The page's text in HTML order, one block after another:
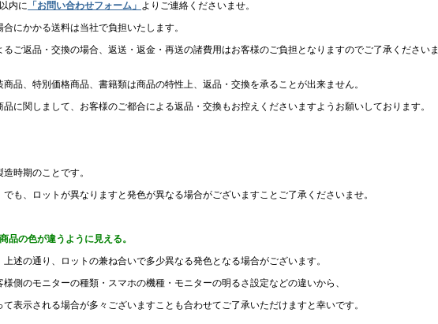
内に 「お問い合わせフォーム」 よりご連絡くださいませ。
にかかる送料は当社で負担いたします。
るご返品・交換の場合、返送・返金・再送の諸費用はお客様のご負担となりますのでご了承くださいま
品、特別価格商品、書籍類は商品の特性上、返品・交換を承ることが出来ません。
品に関しまして、お客様のご都合による返品・交換もお控えくださいますようお願いしております。
時期のことです。
でも、ロットが異なりますと発色が異なる場合がございますことご了承くださいませ。
品の色が違うように見える。
述の通り、ロットの兼ね合いで多少異なる発色となる場合がございます。
様側のモニターの種類・スマホの機種・モニターの明るさ設定などの違いから、
て表示される場合が多々ございますことも合わせてご了承いただけますと幸いです。